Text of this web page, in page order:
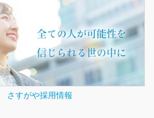
さすがや採用情報